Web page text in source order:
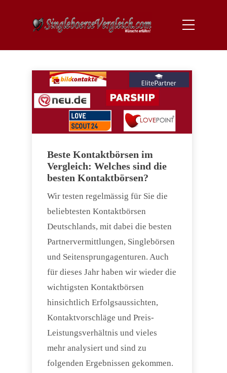
Beste Kontaktbörsen im
Vergleich: Welches sind die
besten Kontaktbörsen?
Wir testen regelmässig für Sie die
beliebtesten Kontaktbörsen
Deutschlands, mit dabei die besten
Partnervermittlungen, Singlebörsen
und Seitensprungagenturen. Auch
für dieses Jahr haben wir wieder die
wichtigsten Kontaktbörsen
hinsichtlich Erfolgsaussichten,
Kontaktvorschläge und Preis-
Leistungsverhältnis und vieles
mehr analysiert und sind zu
folgenden Ergebnissen gekommen.